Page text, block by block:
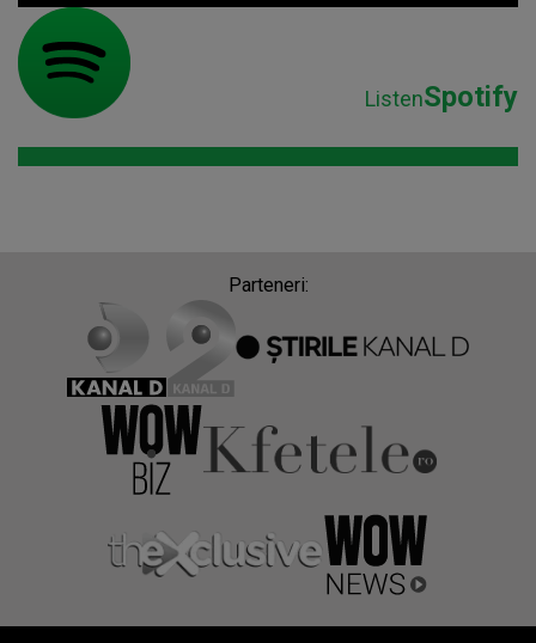
ListenSpotify
Parteneri: